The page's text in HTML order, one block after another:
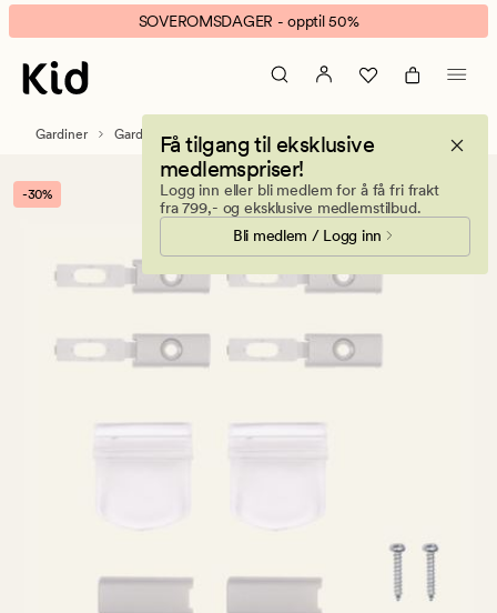
Leah
fester
plissègardin
banner.
Klikk
ESCAPE
pause.
SOVEROMSDAGER - opptil 50%
Få tilgang til eksklusive
medlemspriser!
Logg inn eller bli medlem for å få fri frakt
fra 799,- og eksklusive medlemstilbud.
Bli medlem / Logg inn
Gardiner Gardintilbehør
-30%